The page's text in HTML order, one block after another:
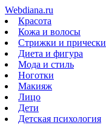
Webdiana.ru
Красота
Кожа и волосы
Стрижки и прически
Диета и фигура
Мода и стиль
Ноготки
Макияж
Лицо
Дети
Детская психология